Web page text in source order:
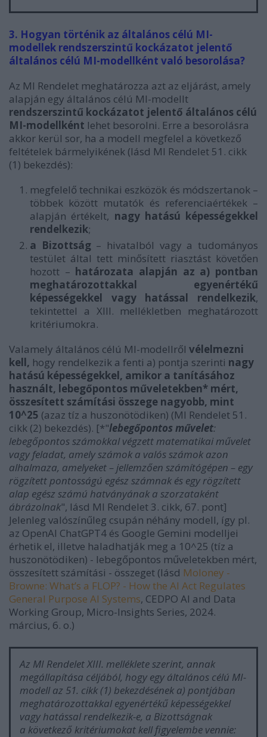
3. Hogyan történik az általános célú MI-
modellek rendszerszintű kockázatot jelentő
általános célú MI-modellként való besorolása?
Az MI Rendelet meghatározza azt az eljárást, amely
alapján egy általános célú MI-modellt
rendszerszintű kockázatot jelentő általános célú
MI-modellként lehet besorolni. Erre a besorolásra
akkor kerül sor, ha a modell megfelel a következő
feltételek bármelyikének (lásd MI Rendelet 51. cikk
(1) bekezdés):
megfelelő technikai eszközök és módszertanok –
többek között mutatók és referenciaértékek –
alapján értékelt, nagy hatású képességekkel
rendelkezik;
a Bizottság– hivatalból vagy a tudományos
testület által tett minősített riasztást követően
hozott – határozata alapján az a) pontban
meghatározottakkal egyenértékű
képességekkel vagy hatással rendelkezik,
tekintettel a XIII. mellékletben meghatározott
kritériumokra.
Valamely általános célú MI-modellről vélelmezni
kell, hogy rendelkezik a fenti a) pontja szerinti nagy
hatású képességekkel, amikor a tanításához
használt, lebegőpontos műveletekben* mért,
összesített számítási összege nagyobb, mint
10^25 (azaz tíz a huszonötödiken) (MI Rendelet 51.
cikk (2) bekezdés). [*"lebegőpontos művelet:
lebegőpontos számokkal végzett matematikai művelet
vagy feladat, amely számok a valós számok azon
alhalmaza, amelyeket – jellemzően számítógépen – egy
rögzített pontosságú egész számnak és egy rögzített
alap egész számú hatványának a szorzataként
ábrázolnak", lásd MI Rendelet 3. cikk, 67. pont]
Jelenleg valószínűleg csupán néhány modell, így pl.
az OpenAI ChatGPT4 és Google Gemini modelljei
érhetik el, illetve haladhatják meg a 10^25 (tíz a
huszonötödiken) - lebegőpontos műveletekben mért,
összesített számítási - összeget (lásd Moloney -
Browne: What’s a FLOP? - How the AI Act Regulates
General Purpose AI Systems, CEDPO AI and Data
Working Group, Micro-Insights Series, 2024.
március, 6. o.)
Az MI Rendelet XIII. melléklete szerint, annak
megállapítása céljából, hogy egy általános célú MI-
modell az 51. cikk (1) bekezdésének a) pontjában
meghatározottakkal egyenértékű képességekkel
vagy hatással rendelkezik-e, a Bizottságnak
a következő kritériumokat kell figyelembe vennie: